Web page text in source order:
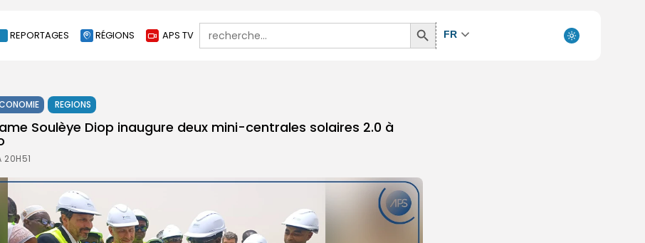
REPORTAGES RÉGIONS APS TV
Search
for:
Search
Button
FR
REGIONS
Soulèye Diop inaugure deux mini-centrales solaires 2.0 à
20H51